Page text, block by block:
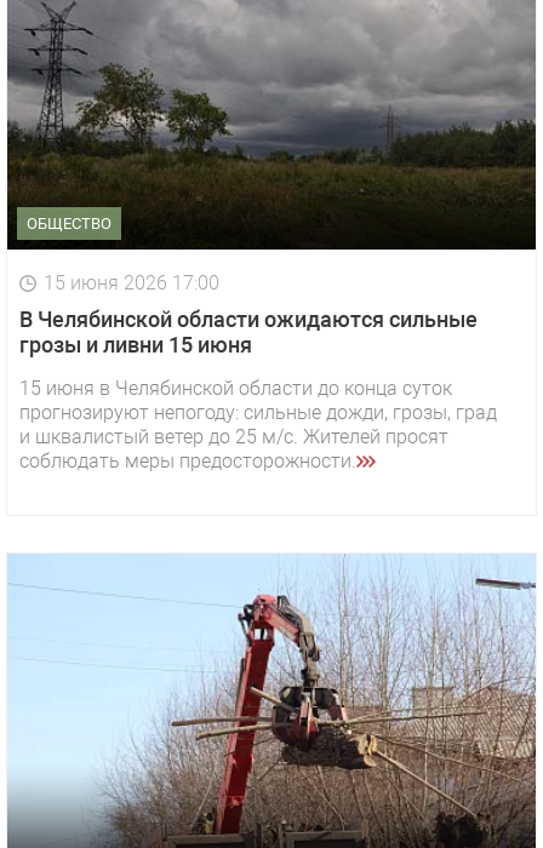
ОБЩЕСТВО
15 июня 2026 17:00
В Челябинской области ожидаются сильные
грозы и ливни 15 июня
15 июня в Челябинской области до конца суток
прогнозируют непогоду: сильные дожди, грозы, град
и шквалистый ветер до 25 м/с. Жителей просят
соблюдать меры предосторожности.